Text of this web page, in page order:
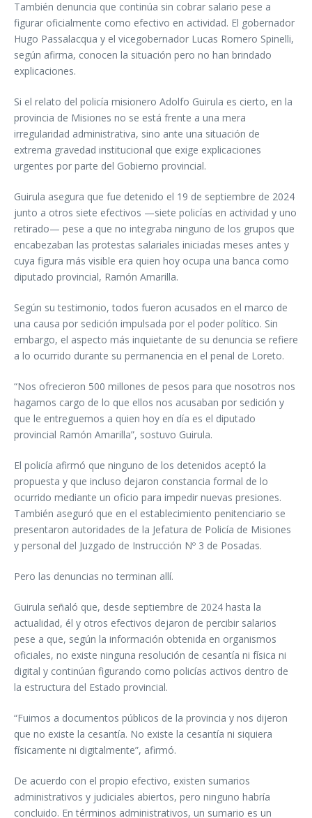
También denuncia que continúa sin cobrar salario pese a
figurar oficialmente como efectivo en actividad. El gobernador
Hugo Passalacqua y el vicegobernador Lucas Romero Spinelli,
según afirma, conocen la situación pero no han brindado
explicaciones.
Si el relato del policía misionero Adolfo Guirula es cierto, en la
provincia de Misiones no se está frente a una mera
irregularidad administrativa, sino ante una situación de
extrema gravedad institucional que exige explicaciones
urgentes por parte del Gobierno provincial.
Guirula asegura que fue detenido el 19 de septiembre de 2024
junto a otros siete efectivos —siete policías en actividad y uno
retirado— pese a que no integraba ninguno de los grupos que
encabezaban las protestas salariales iniciadas meses antes y
cuya figura más visible era quien hoy ocupa una banca como
diputado provincial, Ramón Amarilla.
Según su testimonio, todos fueron acusados en el marco de
una causa por sedición impulsada por el poder político. Sin
embargo, el aspecto más inquietante de su denuncia se refiere
a lo ocurrido durante su permanencia en el penal de Loreto.
“Nos ofrecieron 500 millones de pesos para que nosotros nos
hagamos cargo de lo que ellos nos acusaban por sedición y
que le entreguemos a quien hoy en día es el diputado
provincial Ramón Amarilla”, sostuvo Guirula.
El policía afirmó que ninguno de los detenidos aceptó la
propuesta y que incluso dejaron constancia formal de lo
ocurrido mediante un oficio para impedir nuevas presiones.
También aseguró que en el establecimiento penitenciario se
presentaron autoridades de la Jefatura de Policía de Misiones
y personal del Juzgado de Instrucción Nº 3 de Posadas.
Pero las denuncias no terminan allí.
Guirula señaló que, desde septiembre de 2024 hasta la
actualidad, él y otros efectivos dejaron de percibir salarios
pese a que, según la información obtenida en organismos
oficiales, no existe ninguna resolución de cesantía ni física ni
digital y continúan figurando como policías activos dentro de
la estructura del Estado provincial.
“Fuimos a documentos públicos de la provincia y nos dijeron
que no existe la cesantía. No existe la cesantía ni siquiera
físicamente ni digitalmente”, afirmó.
De acuerdo con el propio efectivo, existen sumarios
administrativos y judiciales abiertos, pero ninguno habría
concluido. En términos administrativos, un sumario es un